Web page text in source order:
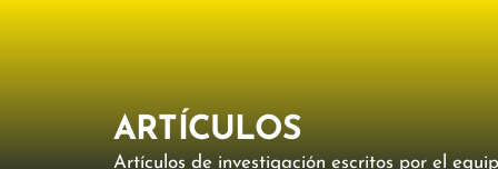
ARTÍCULOS
Artículos de investigación escritos por el